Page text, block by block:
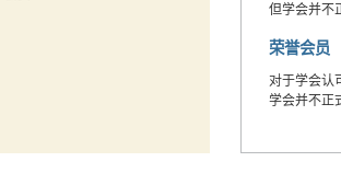
但学会并不
荣誉会员
对于学会认
学会并不正